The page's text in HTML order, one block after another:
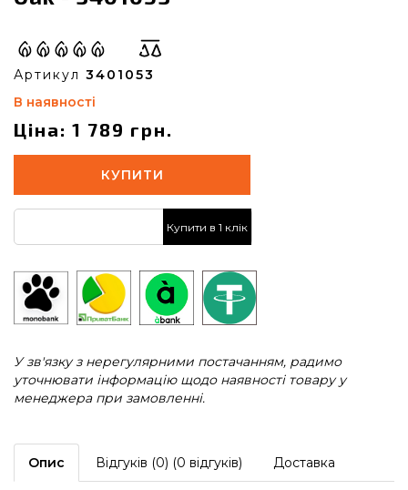
Артикул 3401053
В наявності
Ціна: 1 789 грн.
КУПИТИ
Купити в 1 клік
У зв'язку з нерегулярними постачанням, радимо
уточнювати інформацію щодо наявності товару у
менеджера при замовленні.
Опис Відгуків (0) (0 відгуків) Доставка